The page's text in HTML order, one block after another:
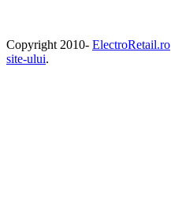
Copyright 2010- ElectroRetail.ro
site-ului.